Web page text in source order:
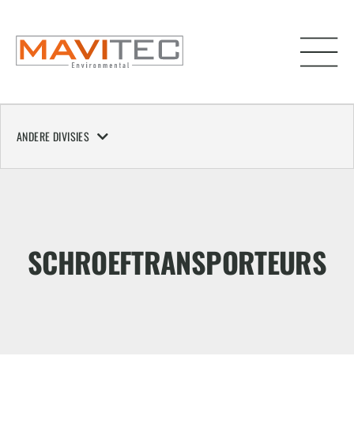
ANDERE DIVISIES
SCHROEFTRANSPORTEURS